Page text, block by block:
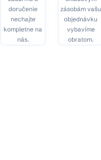
doručenie
nechajte
kompletne na
nás.
zásobám vašu
objednávku
vybavíme
obratom.